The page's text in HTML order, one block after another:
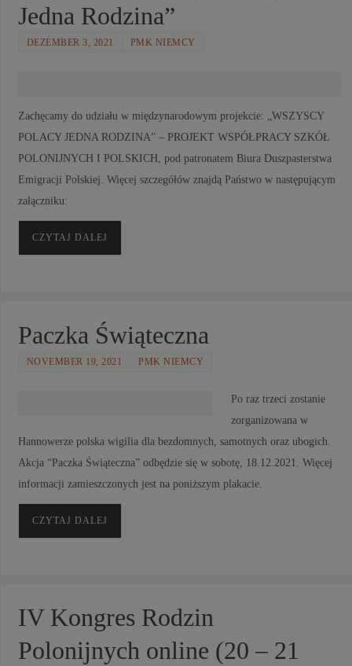
Jedna Rodzina”
DEZEMBER 3, 2021 PMK NIEMCY
Zachęcamy do udziału w międzynarodowym projekcie: „WSZYSCY
POLACY JEDNA RODZINA” – PROJEKT WSPÓŁPRACY SZKÓŁ
POLONIJNYCH I POLSKICH, pod patronatem Biura Duszpasterstwa
Emigracji Polskiej. Więcej szczegółów znajdą Państwo w następującym
załączniku:
CZYTAJ DALEJ
Paczka Świąteczna
NOVEMBER 19, 2021 PMK NIEMCY
Po raz trzeci zostanie
zorganizowana w
Hannowerze polska wigilia dla bezdomnych, samotnych oraz ubogich.
Akcja “Paczka Świąteczna” odbędzie się w sobotę, 18.12.2021. Więcej
informacji zamieszczonych jest na poniższym plakacie.
CZYTAJ DALEJ
IV Kongres Rodzin
Polonijnych online (20 – 21